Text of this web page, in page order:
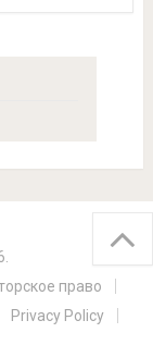
право
Privacy Policy